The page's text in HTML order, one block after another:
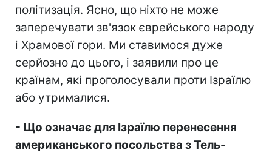
політизація. Ясно, що ніхто не може
заперечувати зв'язок єврейського народу
і Храмової гори. Ми ставимося дуже
серйозно до цього, і заявили про це
країнам, які проголосували проти Ізраїлю
або утрималися.
- Що означає для Ізраїлю перенесення
американського посольства з Тель-